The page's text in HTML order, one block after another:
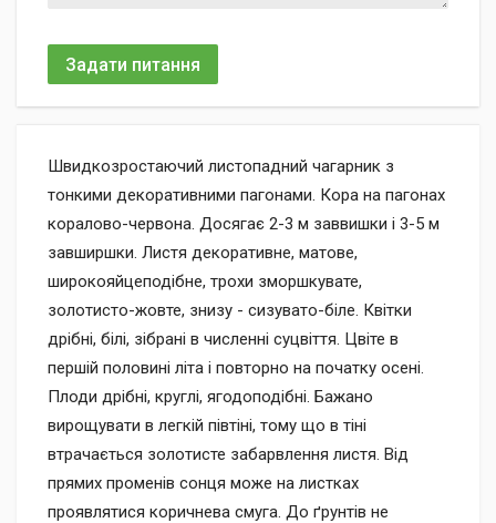
Задати питання
Швидкозростаючий листопадний чагарник з
тонкими декоративними пагонами. Кора на пагонах
коралово-червона. Досягає 2-3 м заввишки і 3-5 м
завширшки. Листя декоративне, матове,
широкояйцеподібне, трохи зморшкувате,
золотисто-жовте, знизу - сизувато-біле. Квітки
дрібні, білі, зібрані в численні суцвіття. Цвіте в
першій половині літа і повторно на початку осені.
Плоди дрібні, круглі, ягодоподібні. Бажано
вирощувати в легкій півтіні, тому що в тіні
втрачається золотисте забарвлення листя. Від
прямих променів сонця може на листках
проявлятися коричнева смуга. До ґрунтів не